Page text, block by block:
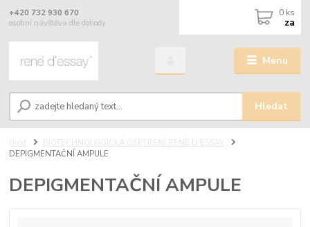
Menu
Hledat
+420 732 930 670
osobní návštěva dle dohody
0 ks
za
Úvod
BIOTECHNOLOGICKÁ OŠETŘENÍ RENÉ D’ESSAY
DEPIGMENTAČNÍ AMPULE
DEPIGMENTAČNÍ AMPULE